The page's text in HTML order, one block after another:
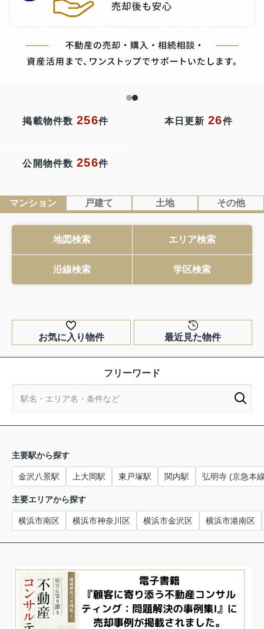
掲載物件数256件 本日更新26件
公開物件数256件
マンション 戸建て 土地 その他
地図検索 エリア検索
沿線検索 学区検索
お気に入り物件 最近見た物件
フリーワード
主要駅から探す
金沢八景駅 上大岡駅 東戸塚駅 関内駅 弘明寺 (京急本
主要エリアから探す
横浜市南区 横浜市神奈川区 横浜市金沢区 横浜市港南区